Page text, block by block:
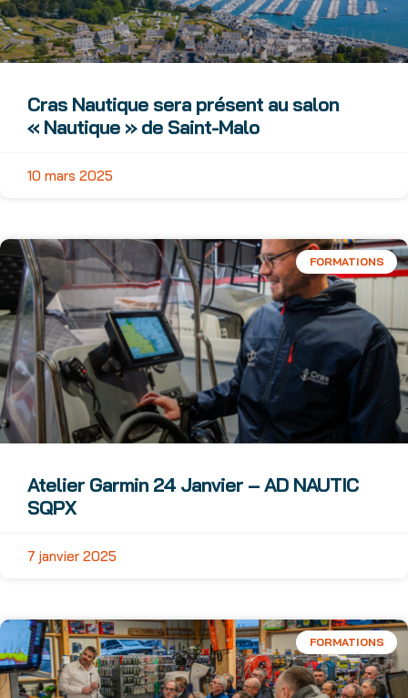
Cras Nautique sera présent au salon
« Nautique » de Saint-Malo
10 mars 2025
FORMATIONS
Atelier Garmin 24 Janvier – AD NAUTIC
SQPX
7 janvier 2025
FORMATIONS